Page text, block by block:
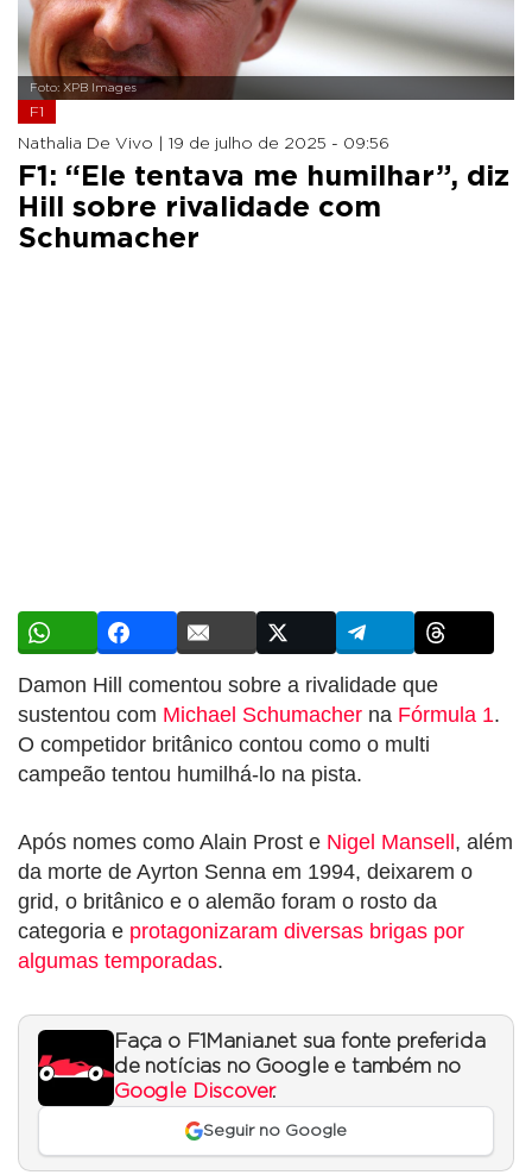
Foto: XPB Images
F1
Nathalia De Vivo | 19 de julho de 2025 - 09:56
F1: “Ele tentava me humilhar”, diz
Hill sobre rivalidade com
Schumacher
Damon Hill comentou sobre a rivalidade que
sustentou com Michael Schumacher na Fórmula 1.
O competidor britânico contou como o multi
campeão tentou humilhá-lo na pista.
Após nomes como Alain Prost e Nigel Mansell, além
da morte de Ayrton Senna em 1994, deixarem o
grid, o britânico e o alemão foram o rosto da
categoria e protagonizaram diversas brigas por
algumas temporadas.
Faça o F1Mania.net sua fonte preferida
de notícias no Google e também no
Google Discover.
Seguir no Google